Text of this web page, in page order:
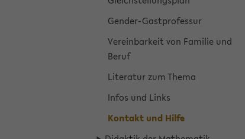
Gender-​Gastprofessur
Ver­ein­bar­keit von Fa­mi­lie und
Beruf
Li­te­ra­tur zum Thema
Infos und Links
Kon­takt und Hilfe